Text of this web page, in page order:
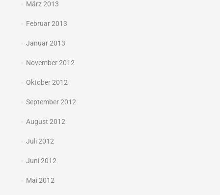
März 2013
Februar 2013
Januar 2013
November 2012
Oktober 2012
September 2012
August 2012
Juli 2012
Juni 2012
Mai 2012